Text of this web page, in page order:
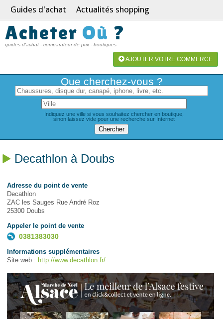
Guides d'achat Actualités shopping
Acheter Où ?
guides d'achat - comparateur de prix - boutiques
AJOUTER VOTRE COMMERCE
Que cherchez-vous ?
Indiquez une ville si vous souhaitez chercher en boutique,
sinon laissez vide pour une recherche sur Internet
Decathlon à Doubs
Adresse du point de vente
Decathlon
ZAC les Sauges Rue André Roz
25300 Doubs
Appeler le point de vente
0381383030
Informations supplémentaires
Site web : http://www.decathlon.fr/